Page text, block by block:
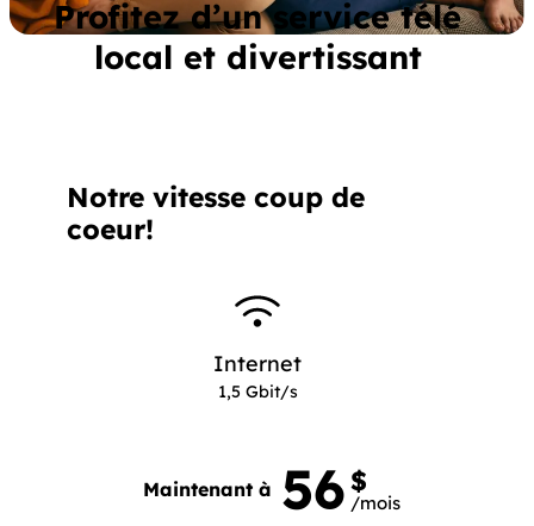
Profitez d’un service télé
local et divertissant
Notre vitesse coup de
coeur!
Internet
1,5 Gbit/s
Maintenant à 56$
/mois
56 dollars 0 par mois